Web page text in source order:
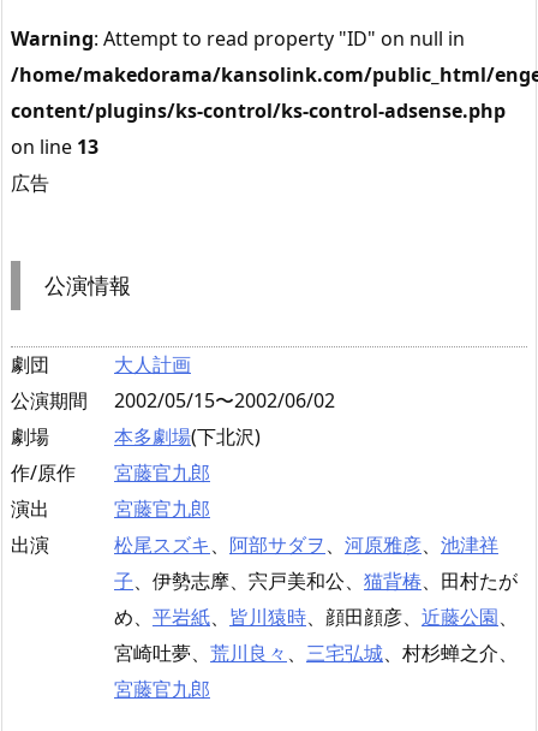
Warning: Attempt to read property "ID" on null in
/home/makedorama/kansolink.com/public_html/
content/plugins/ks-control/ks-control-adsense.php
on line 13
広告
公演情報
劇団
大人計画
公演期間
2002/05/15〜2002/06/02
劇場
本多劇場(下北沢)
作/原作
宮藤官九郎
演出
宮藤官九郎
出演
松尾スズキ、 阿部サダヲ、 河原雅彦、 池津祥
子、伊勢志摩、宍戸美和公、 猫背椿、田村たが
め、 平岩紙、 皆川猿時、顔田顔彦、 近藤公園、
宮崎吐夢、 荒川良々 、 三宅弘城、村杉蝉之介、
宮藤官九郎